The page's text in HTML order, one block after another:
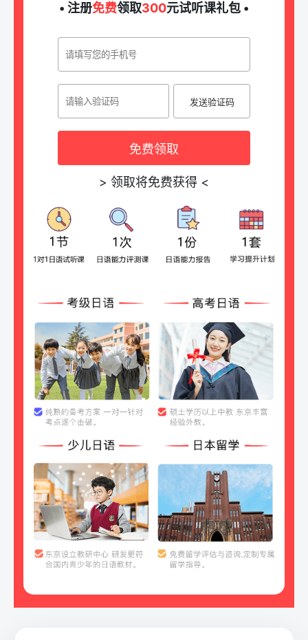
• 注册免费领取300元试听课礼包 •
发送验证码
免费领取
> 领取将免费获得 <